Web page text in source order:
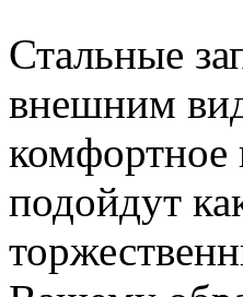
Стальные
внешним
комфортное
подойдут